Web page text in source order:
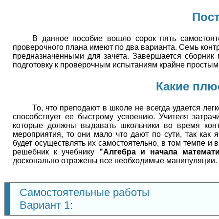
В данное пособие вошло сорок пять
проверочного плана имеют по два варианта. Семь
предназначенными для зачета. Завершается
подготовку к проверочным испытаниям крайне
Какие
То, что преподают в школе не всегда удается
способствует ее быстрому усвоению. Учителя
которые должны выдавать школьники во время
мероприятия, то они мало что дают по сути, так
будет осуществлять их самостоятельно, в том темпе
решебник к учебнику "Алгебра и начала
досконально отражены все необходимые
Самостоятельные работы
Вариант 1: